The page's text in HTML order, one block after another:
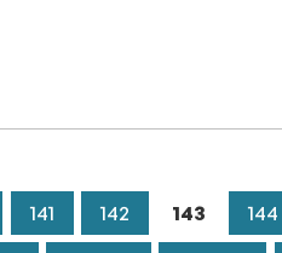
141 142 143 144